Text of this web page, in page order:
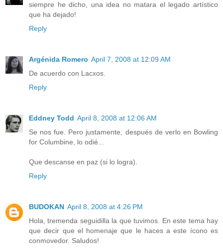
siempre he dicho, una idea no matara el legado artístico
que ha dejado!
Reply
Argénida Romero April 7, 2008 at 12:09 AM
De acuerdo con Lacxos.
Reply
Eddney Todd April 8, 2008 at 12:06 AM
Se nos fue. Pero justamente, después de verlo en Bowling
for Columbine, lo odié...
Que descanse en paz (si lo logra).
Reply
BUDOKAN April 8, 2008 at 4:26 PM
Hola, tremenda seguidilla la que tuvimos. En este tema hay
que decir que el homenaje que le haces a este ícono es
conmovedor. Saludos!